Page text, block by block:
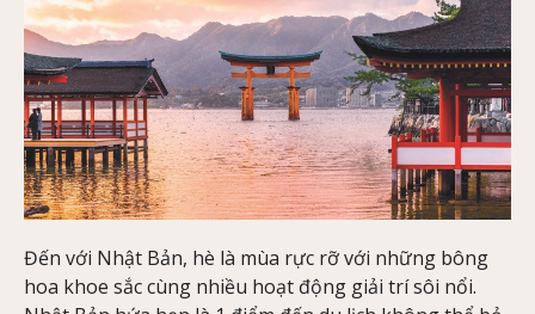
Đến với Nhật Bản, hè là mùa rực rỡ với những bông
hoa khoe sắc cùng nhiều hoạt động giải trí sôi nổi.